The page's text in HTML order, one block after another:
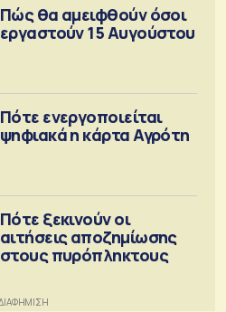
Πώς θα αμειφθούν όσοι
εργαστούν 15 Αυγούστου
Πότε ενεργοποιείται
ψηφιακά η κάρτα Αγρότη
Πότε ξεκινούν οι
αιτήσεις αποζημίωσης
στους πυρόπληκτους